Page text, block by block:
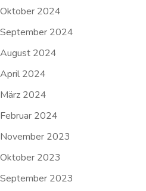
Oktober 2024
September 2024
August 2024
April 2024
März 2024
Februar 2024
November 2023
Oktober 2023
September 2023